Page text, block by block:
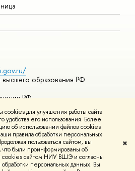
для улучшения работы сайта
его использования. Более
об использовании файлов cookies
правила обработки персональных
пользоваться сайтом, вы
что были проинформированы об
cookies сайтом НИУ ВШЭ и согласны
персональных данных. Вы
✖
образования РФ
РФ
курсы
и контактыУсловия
Политика конфиденциальности
разработаны вШколе дизайна НИУ